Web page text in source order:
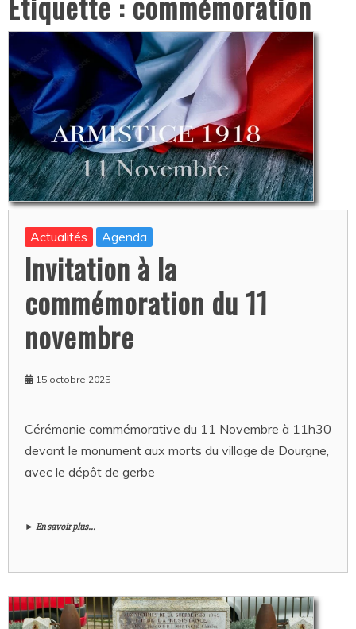
Actualités Agenda
Invitation à la
commémoration du 11
novembre
15 octobre 2025
Cérémonie commémorative du 11 Novembre à 11h30
devant le monument aux morts du village de Dourgne,
avec le dépôt de gerbe
► En savoir plus...